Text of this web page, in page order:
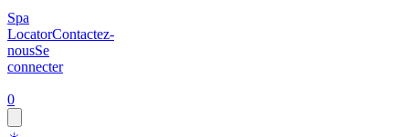
Spa
LocatorContactez-
nousSe
connecter
0